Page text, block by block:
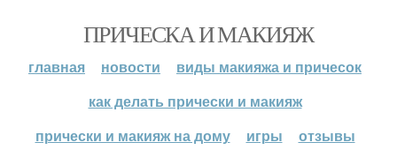
ПРИЧЕСКА И МАКИЯЖ
главная новости
виды макияжа и причесок
как делать прически и макияж
прически и макияж на дому
игры отзывы